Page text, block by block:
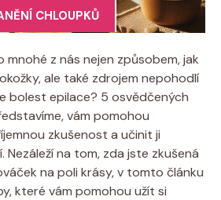
CHLOUPKŮ
mnohé⁣ z nás‌ nejen způsobem, ‍jak
‌ale také zdrojem⁣ nepohodlí
bolest epilace?⁤ 5 osvědčených
vám pomohou
zkušenost⁤ a učinit⁤ ji
Nezáleží na tom,⁣ zda jste ⁢zkušená​
na⁣ poli krásy,‍ v tomto⁤ článku
které ‍vám pomohou užít si